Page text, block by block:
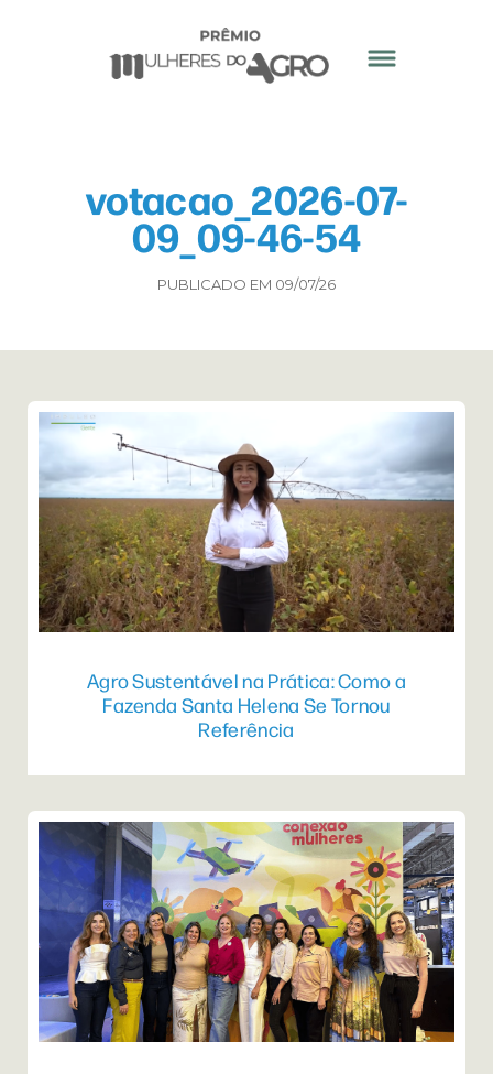
votacao_2026-07-
09_09-46-54
PUBLICADO EM 09/07/26
Agro Sustentável na Prática: Como a
Fazenda Santa Helena Se Tornou
Referência